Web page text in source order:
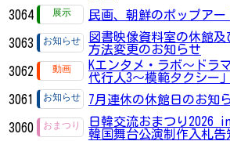
3064 民画、朝鮮のポップアー
3063
図書映像資料室の休館及
方法変更のお知らせ
3062
Kエンタメ・ラボ～ドラ
代行人3～模範タクシー」
3061 7月連休の休館日のお知
3060
日韓交流おまつり2026
韓国舞台公演制作入札